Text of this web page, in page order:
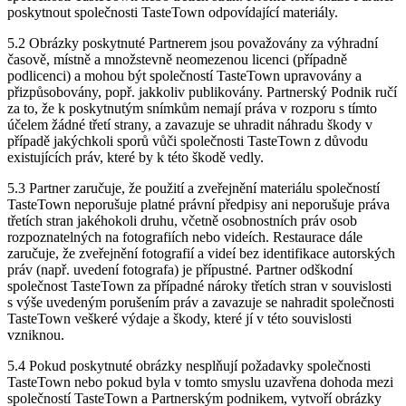
poskytnout společnosti TasteTown odpovídající materiály.
5.2 Obrázky poskytnuté Partnerem jsou považovány za výhradní
časově, místně a množstevně neomezenou licenci (případně
podlicenci) a mohou být společností TasteTown upravovány a
přizpůsobovány, popř. jakkoliv publikovány. Partnerský Podnik ručí
za to, že k poskytnutým snímkům nemají práva v rozporu s tímto
účelem žádné třetí strany, a zavazuje se uhradit náhradu škody v
případě jakýchkoli sporů vůči společnosti TasteTown z důvodu
existujících práv, které by k této škodě vedly.
5.3 Partner zaručuje, že použití a zveřejnění materiálu společností
TasteTown neporušuje platné právní předpisy ani neporušuje práva
třetích stran jakéhokoli druhu, včetně osobnostních práv osob
rozpoznatelných na fotografiích nebo videích. Restaurace dále
zaručuje, že zveřejnění fotografií a videí bez identifikace autorských
práv (např. uvedení fotografa) je přípustné. Partner odškodní
společnost TasteTown za případné nároky třetích stran v souvislosti
s výše uvedeným porušením práv a zavazuje se nahradit společnosti
TasteTown veškeré výdaje a škody, které jí v této souvislosti
vzniknou.
5.4 Pokud poskytnuté obrázky nesplňují požadavky společnosti
TasteTown nebo pokud byla v tomto smyslu uzavřena dohoda mezi
společností TasteTown a Partnerským podnikem, vytvoří obrázky